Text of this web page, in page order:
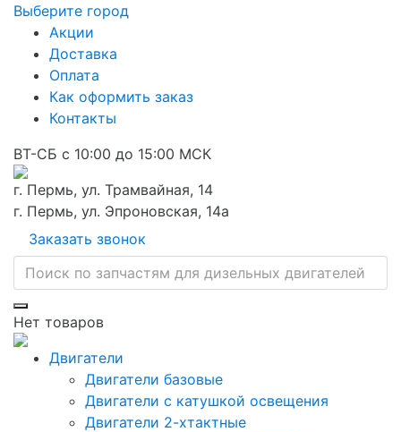
Выберите город
Акции
Доставка
Оплата
Как оформить заказ
Контакты
ВТ-СБ с 10:00 до 15:00 МСК
г. Пермь, ул. Трамвайная, 14
г. Пермь, ул. Эпроновская, 14а
Заказать звонок
Нет товаров
Двигатели
Двигатели базовые
Двигатели с катушкой освещения
Двигатели 2-хтактные